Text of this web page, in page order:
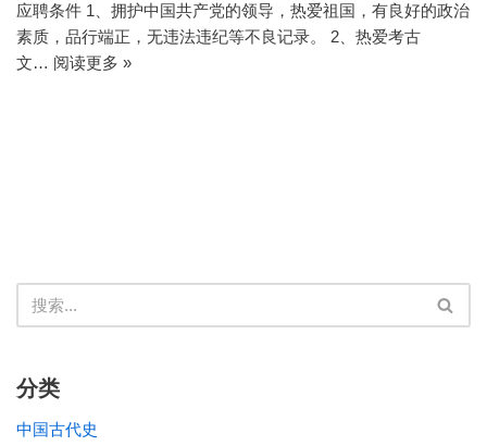
应聘条件 1、拥护中国共产党的领导，热爱祖国，有良好的政治
素质，品行端正，无违法违纪等不良记录。 2、热爱考古
文… 阅读更多 »
分类
中国古代史